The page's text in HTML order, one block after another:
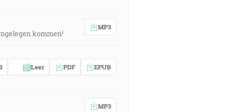
kommen!
MP3
Leer PDF EPUB
MP3